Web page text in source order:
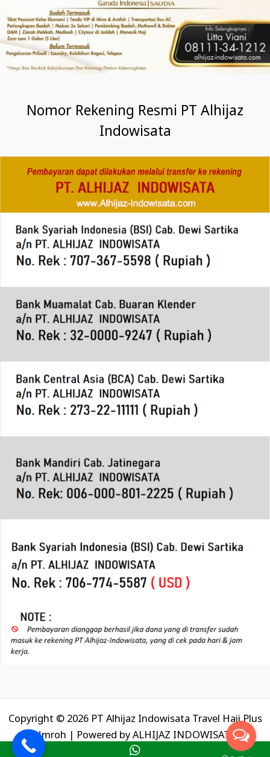
Nomor Rekening Resmi PT Alhijaz
Indowisata
Copyright © 2026 PT Alhijaz Indowisata Travel Haji Plus
Umroh | Powered byALHIJAZ INDOWISATA